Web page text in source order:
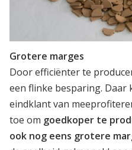
Grotere marges
Door efficiënter te
een flinke besparing. Daar
eindklant van
toe om goedkoper te
ook nog eens grotere